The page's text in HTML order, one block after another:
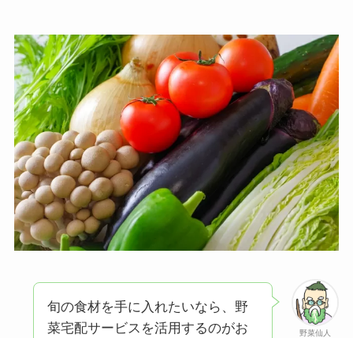
野菜仙人
旬の食材を手に入れたいなら、野
菜宅配サービスを活用するのがお